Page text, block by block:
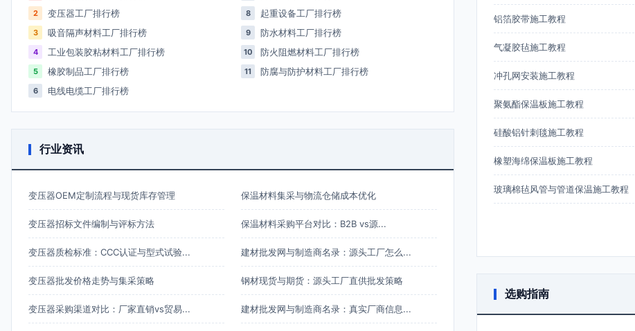
2 变压器工厂排行榜
3 吸音隔声材料工厂排行榜
4 工业包装胶粘材料工厂排行榜
5 橡胶制品工厂排行榜
6 电线电缆工厂排行榜
8 起重设备工厂排行榜
9 防水材料工厂排行榜
10 防火阻燃材料工厂排行榜
11 防腐与防护材料工厂排行榜
行业资讯
变压器OEM定制流程与现货库存管理
变压器招标文件编制与评标方法
变压器质检标准：CCC认证与型式试验...
变压器批发价格走势与集采策略
变压器采购渠道对比：厂家直销vs贸易...
保温材料集采与物流仓储成本优化
保温材料采购平台对比：B2B vs源...
建材批发网与制造商名录：源头工厂怎么...
钢材现货与期货：源头工厂直供批发策略
建材批发网与制造商名录：真实厂商信息...
铝箔胶带施工教程
气凝胶毡施工教程
冲孔网安装施工教程
聚氨酯保温板施工教程
硅酸铝针刺毯施工教程
橡塑海绵保温板施工教程
玻璃棉毡风管与管道保温施工教程
选购指南